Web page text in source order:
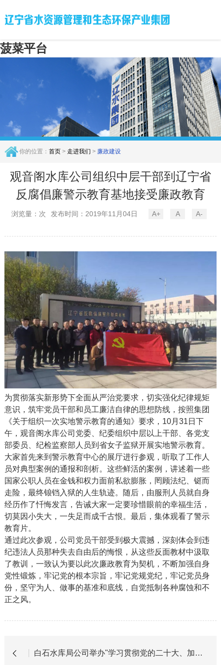
菠菜平台
你的位置： 首页> 走进我们 > 廉政建设
观音阁水库公司组织中层干部到辽宁省
反腐倡廉警示教育基地接受廉政教育
浏览量：次 发布时间：2019年11月04日 A+ A A-
为贯彻落实新形势下全面从严治党要求，切实强化纪律规矩
意识，筑牢党员干部和员工廉洁自律的思想防线，按照集团
《关于组织一次实地警示教育的通知》要求，10月31日下
午，观音阁水库公司党委、纪委组织中层以上干部、各党支
部委员、纪检监察部人员到省女子监狱开展实地警示教育。
大家首先来到警示教育中心的展厅进行参观，听取了工作人
员对典型案例的通报和剖析。这些鲜活的案例，讲述着一些
国家公职人员在金钱和权力面前私欲膨胀，罔顾法纪、铤而
走险，最终锒铛入狱的人生轨迹。随后，由服刑人员就自身
经历作了忏悔发言，告诫大家一定要珍惜眼前的幸福生活，
切莫因小失大，一失足而成千古恨。最后，集体观看了警示
教育片。
通过此次参观，公司党员干部受到极大震撼，深刻体会到违
纪违法人员那种失去自由后的悔恨，从这些反面教材中汲取
了教训，一致认为要以此次廉政教育为契机，不断加强自身
党性锻炼，牢记党的根本宗旨，牢记党规党纪，牢记党员身
份，坚守为人、做事的基准和底线，自觉抵制各种腐蚀和不
正之风。
白石水库局公司举办"学习贯彻党的二十大、加强廉洁文化建设、弘扬中华传统美德"书法培训班